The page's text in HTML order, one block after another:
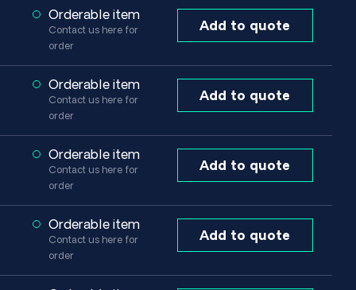
Orderable item
Contact us here for
order
Add to quote
Orderable item
Contact us here for
order
Add to quote
Orderable item
Contact us here for
order
Add to quote
Orderable item
Contact us here for
order
Add to quote